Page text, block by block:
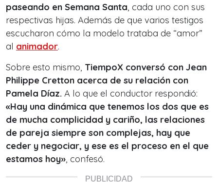
paseando en Semana Santa, cada uno con sus
respectivas hijas. Además de que varios testigos
escucharon cómo la modelo trataba de “amor”
al animador.
Sobre esto mismo, TiempoX conversó con Jean
Philippe Cretton acerca de su relación con
Pamela Díaz. A lo que el conductor respondió:
«Hay una dinámica que tenemos los dos que es
de mucha complicidad y cariño, las relaciones
de pareja siempre son complejas, hay que
ceder y negociar, y ese es el proceso en el que
estamos hoy», confesó.